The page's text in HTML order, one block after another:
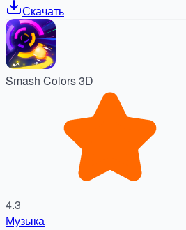
Скачать
Smash Colors 3D
4.3
Музыка